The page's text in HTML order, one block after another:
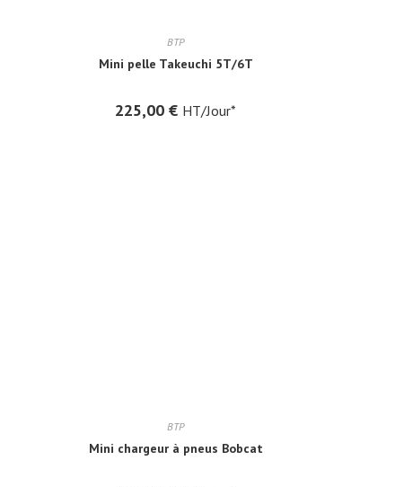
BTP
Mini pelle Takeuchi 5T/6T
225,00 € HT/Jour*
BTP
Mini chargeur à pneus Bobcat